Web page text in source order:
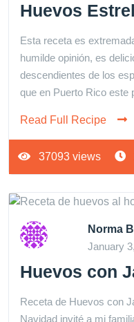
Huevos
Esta receta es
humilde opinión, es
descendientes de los
que en Puerto Rico este
Read Full Recipe
37093 views
Norma
January
Huevos con
Receta de Huevos con
Navidad invité a mi